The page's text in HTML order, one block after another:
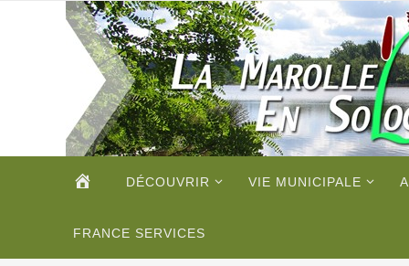
ACCUEILDÉCOUVRIR VIE MUNICIPALE
FRANCE SERVICES